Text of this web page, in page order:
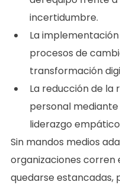
incertidumbre.
La
procesos de
transformación
La reducción de la
personal mediante
liderazgo
Sin mandos medios
organizaciones corren
quedarse estancadas,